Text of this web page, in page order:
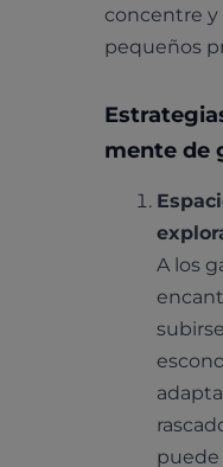
concentre y
pequeños
mente de
A los